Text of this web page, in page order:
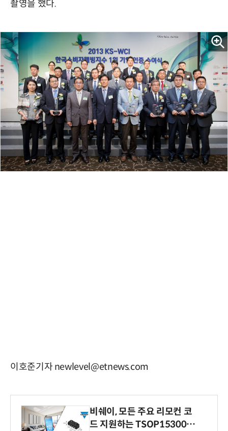
촬영을 했다.
이호준기자 newlevel@etnews.com
비쉐이, 모든 주요 리모컨 코
드 지원하는 TSOP15300 시